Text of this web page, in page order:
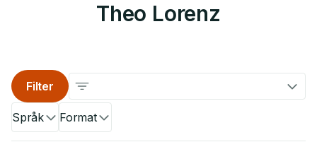
Theo Lorenz
Språk Format
Filter